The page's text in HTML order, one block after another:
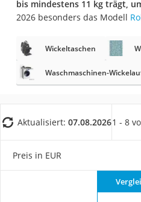
bis mindestens 11 kg trägt,
2026 besonders das Modell
Wickeltaschen
Waschmaschinen-
Aktualisiert: 07.08.20261 - 8
Preis in EUR